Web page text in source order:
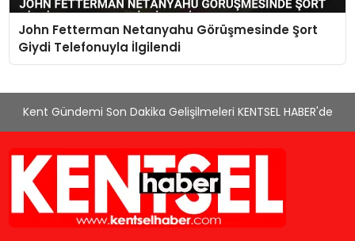
John Fetterman Netanyahu Görüşmesinde Şort
Giydi Telefonuyla İlgilendi
Kent Gündemi Son Dakika Gelişilmeleri KENTSEL HABER'de